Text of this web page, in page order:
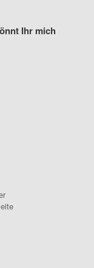
Ihr mich